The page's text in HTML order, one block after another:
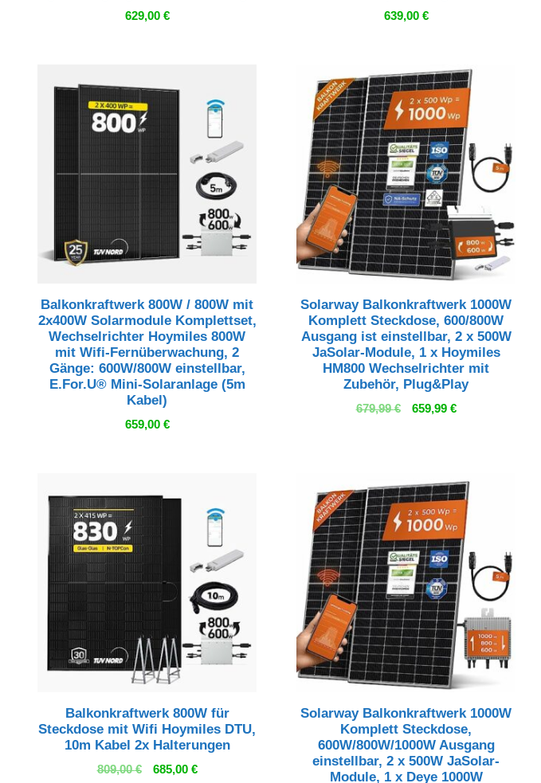
629,00 € 639,00 €
Balkonkraftwerk 800W / 800W mit
2x400W Solarmodule Komplettset,
Wechselrichter Hoymiles 800W
mit Wifi-Fernüberwachung, 2
Gänge: 600W/800W einstellbar,
E.For.U® Mini-Solaranlage (5m
Kabel)
659,00 €
Solarway Balkonkraftwerk 1000W
Komplett Steckdose, 600/800W
Ausgang ist einstellbar, 2 x 500W
JaSolar-Module, 1 x Hoymiles
HM800 Wechselrichter mit
Zubehör, Plug&Play
679,99€
Ursprünglicher
659,99 €Aktueller
Balkonkraftwerk 800W für
Steckdose mit Wifi Hoymiles DTU,
10m Kabel 2x Halterungen
809,00€
Ursprünglicher
685,00 €Aktueller
Solarway Balkonkraftwerk 1000W
Komplett Steckdose,
600W/800W/1000W Ausgang
einstellbar, 2 x 500W JaSolar-
Module, 1 x Deye 1000W